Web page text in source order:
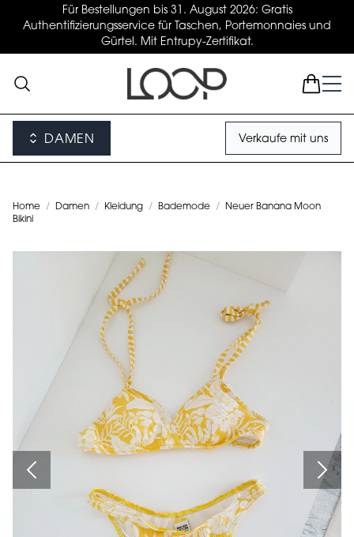
Für Bestellungen bis 31. August 2026: Gratis
Authentifizierungsservice für Taschen, Portemonnaies und
Gürtel. Mit Entrupy-Zertifikat.
DAMEN Verkaufe mit uns
Home / Damen / Kleidung / Bademode /
Neuer Banana Moon
Bikini